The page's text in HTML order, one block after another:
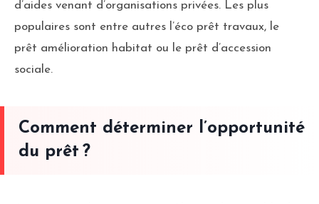
d’aides venant d’organisations privées. Les plus
populaires sont entre autres l’éco prêt travaux, le
prêt amélioration habitat ou le prêt d’accession
sociale.
Comment déterminer l’opportunité
du prêt ?